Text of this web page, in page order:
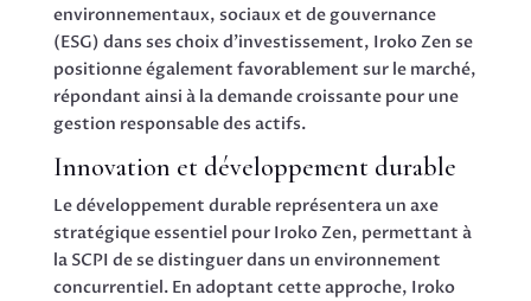
environnementaux, sociaux et de gouvernance
(ESG) dans ses choix d’investissement, Iroko Zen se
positionne également favorablement sur le marché,
répondant ainsi à la demande croissante pour une
gestion responsable des actifs.
Innovation et développement durable
Le développement durable représentera un axe
stratégique essentiel pour Iroko Zen, permettant à
la SCPI de se distinguer dans un environnement
concurrentiel. En adoptant cette approche, Iroko